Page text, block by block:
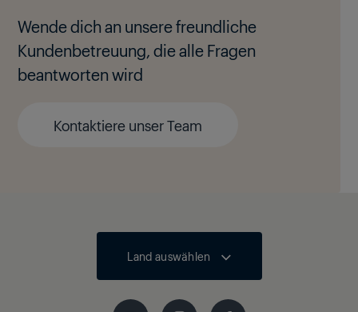
Wende dich an unsere freundliche
Kundenbetreuung, die alle Fragen
beantworten wird
Kontaktiere unser Team
Land auswählen